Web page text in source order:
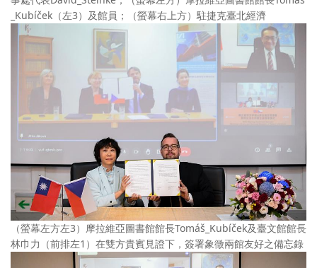
_Kubíček（左3）及館員；（螢幕右上方）駐捷克臺北經濟
（螢幕左方左3）摩拉維亞圖書館館長Tomáš_Kubíček及臺文館館長
林巾力（前排左1）在雙方貴賓見證下，簽署象徵兩館友好之備忘錄